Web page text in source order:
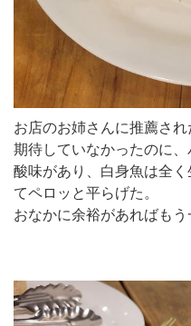
お店のお姉さんに推薦され
期待していなかったのに
酸味があり、白身魚は全
てペロッと平らげた。
おなかに余裕があればもう